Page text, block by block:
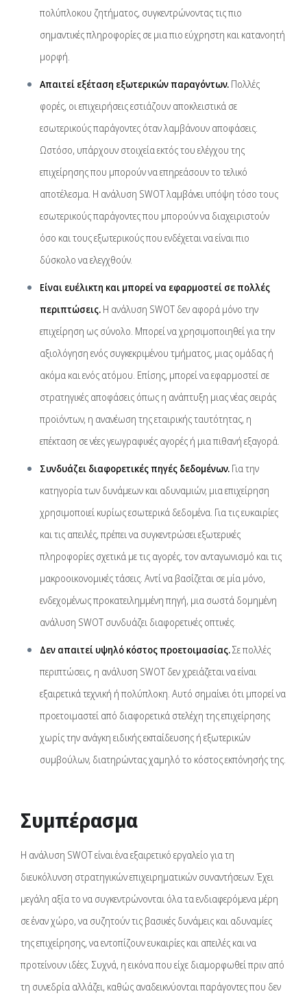
πολύπλοκου ζητήματος, συγκεντρώνοντας τις πιο
σημαντικές πληροφορίες σε μια πιο εύχρηστη και κατανοητή
μορφή.
Απαιτεί εξέταση εξωτερικών παραγόντων. Πολλές
φορές, οι επιχειρήσεις εστιάζουν αποκλειστικά σε
εσωτερικούς παράγοντες όταν λαμβάνουν αποφάσεις.
Ωστόσο, υπάρχουν στοιχεία εκτός του ελέγχου της
επιχείρησης που μπορούν να επηρεάσουν το τελικό
αποτέλεσμα. Η ανάλυση SWOT λαμβάνει υπόψη τόσο τους
εσωτερικούς παράγοντες που μπορούν να διαχειριστούν
όσο και τους εξωτερικούς που ενδέχεται να είναι πιο
δύσκολο να ελεγχθούν.
Είναι ευέλικτη και μπορεί να εφαρμοστεί σε πολλές
περιπτώσεις. Η ανάλυση SWOT δεν αφορά μόνο την
επιχείρηση ως σύνολο. Μπορεί να χρησιμοποιηθεί για την
αξιολόγηση ενός συγκεκριμένου τμήματος, μιας ομάδας ή
ακόμα και ενός ατόμου. Επίσης, μπορεί να εφαρμοστεί σε
στρατηγικές αποφάσεις όπως η ανάπτυξη μιας νέας σειράς
προϊόντων, η ανανέωση της εταιρικής ταυτότητας, η
επέκταση σε νέες γεωγραφικές αγορές ή μια πιθανή εξαγορά.
Συνδυάζει διαφορετικές πηγές δεδομένων. Για την
κατηγορία των δυνάμεων και αδυναμιών, μια επιχείρηση
χρησιμοποιεί κυρίως εσωτερικά δεδομένα. Για τις ευκαιρίες
και τις απειλές, πρέπει να συγκεντρώσει εξωτερικές
πληροφορίες σχετικά με τις αγορές, τον ανταγωνισμό και τις
μακροοικονομικές τάσεις. Αντί να βασίζεται σε μία μόνο,
ενδεχομένως προκατειλημμένη πηγή, μια σωστά δομημένη
ανάλυση SWOT συνδυάζει διαφορετικές οπτικές.
Δεν απαιτεί υψηλό κόστος προετοιμασίας.Σε πολλές
περιπτώσεις, η ανάλυση SWOT δεν χρειάζεται να είναι
εξαιρετικά τεχνική ή πολύπλοκη. Αυτό σημαίνει ότι μπορεί να
προετοιμαστεί από διαφορετικά στελέχη της επιχείρησης
χωρίς την ανάγκη ειδικής εκπαίδευσης ή εξωτερικών
συμβούλων, διατηρώντας χαμηλό το κόστος εκπόνησής της.
Συμπέρασμα
Η ανάλυση SWOT είναι ένα εξαιρετικό εργαλείο για τη
διευκόλυνση στρατηγικών επιχειρηματικών συναντήσεων. Έχει
μεγάλη αξία το να συγκεντρώνονται όλα τα ενδιαφερόμενα μέρη
σε έναν χώρο, να συζητούν τις βασικές δυνάμεις και αδυναμίες
της επιχείρησης, να εντοπίζουν ευκαιρίες και απειλές και να
προτείνουν ιδέες. Συχνά, η εικόνα που είχε διαμορφωθεί πριν από
τη συνεδρία αλλάζει, καθώς αναδεικνύονται παράγοντες που δεν